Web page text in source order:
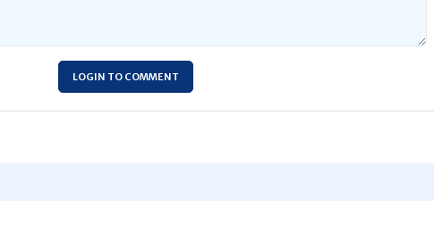
LOGIN TO COMMENT